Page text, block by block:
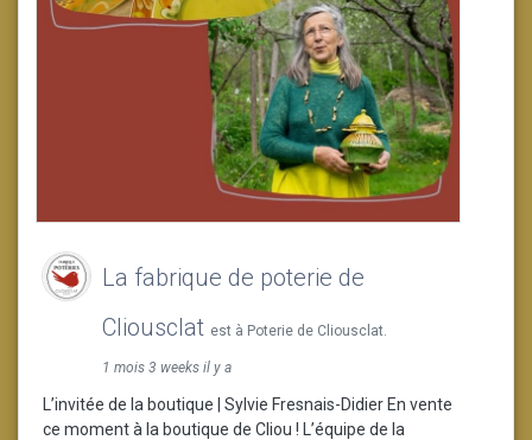
La fabrique de poterie de
Cliousclat est à Poterie de Cliousclat.
1 mois 3 weeks il y a
L’invitée de la boutique | Sylvie Fresnais-Didier En vente
ce moment à la boutique de Cliou ! L’équipe de la